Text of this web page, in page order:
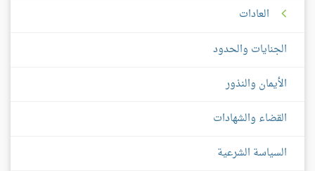
العادات
الجنايات والحدود
الأيمان والنذور
القضاء والشهادات
السياسة الشرعية